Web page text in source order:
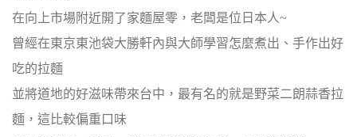
在向上市場附近開了家麵屋零，老闆是位日本人~
曾經在東京東池袋大勝軒內與大師學習怎麼煮出、手作出好
吃的拉麵
並將道地的好滋味帶來台中，最有名的就是野菜二朗蒜香拉
麵，這比較偏重口味